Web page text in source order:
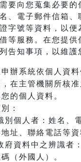
要向您蒐集必要的
、電子郵件信箱、
字號等資料，以便
等服務。在您提供
告知事項，以維護
辦系統依個人資
在主管機關所核
的個人資料。
：
別個人者：姓名、
址、聯絡電話等資
府資料中之辨識者
（外國人）。